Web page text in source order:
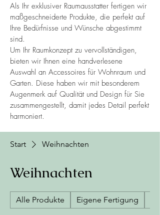
Als Ihr exklusiver Raumausstatter fertigen wir
maßgeschneiderte Produkte, die perfekt auf
Ihre Bedürfnisse und Wünsche abgestimmt
sind.
Um Ihr Raumkonzept zu vervollständigen,
bieten wir Ihnen eine handverlesene
Auswahl an Accessoires für Wohnraum und
Garten. Diese haben wir mit besonderem
Augenmerk auf Qualität und Design für Sie
zusammengestellt, damit jedes Detail perfekt
harmoniert.
Start Weihnachten
Weihnachten
Alle Produkte Eigene Fertigung